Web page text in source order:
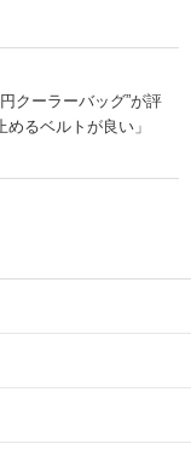
クーラーバッグ”が評
るベルトが良い」